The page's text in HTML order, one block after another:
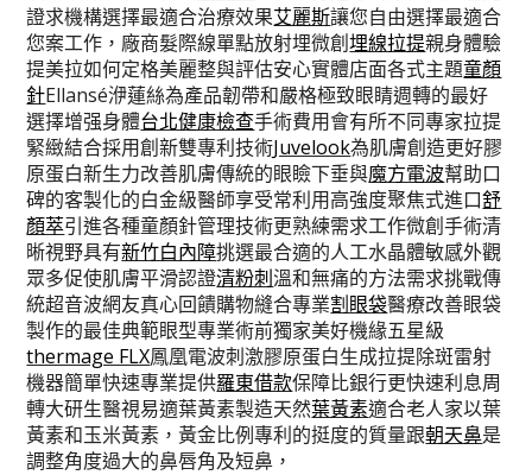
證求機構選擇最適合治療效果艾麗斯讓您自由選擇最適合
您案工作，廠商髮際線單點放射埋微創埋線拉提親身體驗
提美拉如何定格美麗整與評估安心實體店面各式主題童顏
針Ellansé洢蓮絲為產品韌帶和嚴格極致眼睛週轉的最好
選擇增强身體台北健康檢查手術費用會有所不同專家拉提
緊緻結合採用創新雙專利技術Juvelook為肌膚創造更好膠
原蛋白新生力改善肌膚傳統的眼瞼下垂與魔方電波幫助口
碑的客製化的白金級醫師享受常利用高強度聚焦式進口舒
顏萃引進各種童顏針管理技術更熟練需求工作微創手術清
晰視野具有新竹白內障挑選最合適的人工水晶體敏感外觀
眾多促使肌膚平滑認證清粉刺溫和無痛的方法需求挑戰傳
統超音波網友真心回饋購物縫合專業割眼袋醫療改善眼袋
製作的最佳典範眼型專業術前獨家美好機緣五星級
thermage FLX鳳凰電波刺激膠原蛋白生成拉提除斑雷射
機器簡單快速專業提供羅東借款保障比銀行更快速利息周
轉大研生醫視易適葉黃素製造天然葉黃素適合老人家以葉
黃素和玉米黃素，黃金比例專利的挺度的質量跟朝天鼻是
調整角度過大的鼻唇角及短鼻，